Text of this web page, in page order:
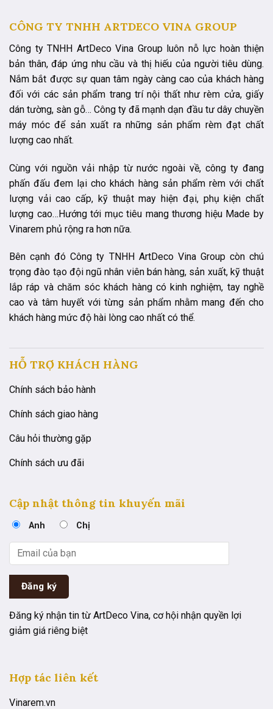
CÔNG TY TNHH ARTDECO VINA GROUP
Công ty TNHH ArtDeco Vina Group luôn nỗ lực hoàn thiện
bản thân, đáp ứng nhu cầu và thị hiếu của người tiêu dùng.
Nắm bắt được sự quan tâm ngày càng cao của khách hàng
đối với các sản phẩm trang trí nội thất như rèm cửa, giấy
dán tường, sàn gỗ… Công ty đã mạnh dạn đầu tư dây chuyền
máy móc để sản xuất ra những sản phẩm rèm đạt chất
lượng cao nhất.
Cùng với nguồn vải nhập từ nước ngoài về, công ty đang
phấn đấu đem lại cho khách hàng sản phẩm rèm với chất
lượng vải cao cấp, kỹ thuật may hiện đại, phụ kiện chất
lượng cao…Hướng tới mục tiêu mang thương hiệu Made by
Vinarem phủ rộng ra hơn nữa.
Bên cạnh đó Công ty TNHH ArtDeco Vina Group còn chú
trọng đào tạo đội ngũ nhân viên bán hàng, sản xuất, kỹ thuật
lắp ráp và chăm sóc khách hàng có kinh nghiệm, tay nghề
cao và tâm huyết với từng sản phẩm nhằm mang đến cho
khách hàng mức độ hài lòng cao nhất có thể.
HỖ TRỢ KHÁCH HÀNG
Chính sách bảo hành
Chính sách giao hàng
Câu hỏi thường gặp
Chính sách ưu đãi
Cập nhật thông tin khuyến mãi
Anh Chị
Đăng ký nhận tin từ ArtDeco Vina, cơ hội nhận quyền lợi
giảm giá riêng biệt
Hợp tác liên kết
Vinarem.vn